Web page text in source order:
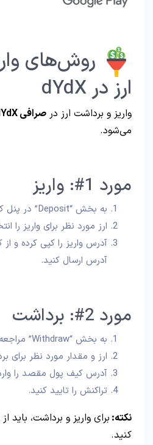
روش‌های
ارز در dYdX
واریز و برداشت ارز در صرافی dYdX
می‌شود.
مورد 1#: واریز
به بخش “Deposit” در پنل کاربری بروید؛
ارز مورد نظر برای واریز را
آدرس واریز را کپی کرده و
آدرس ارسال کنید.
مورد 2#: برداشت
به بخش “Withdraw” مراجعه کنید؛
ارز و مقدار مورد نظر
آدرس کیف پول مقصد را
تراکنش را تایید کنید.
نکته: برای واریز و برداشت، باید
کنید.